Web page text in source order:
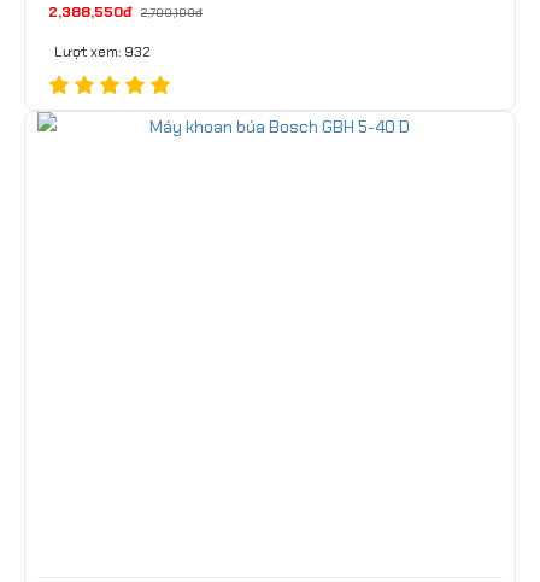
2,388,550đ 2,700,100đ
Lượt xem: 932